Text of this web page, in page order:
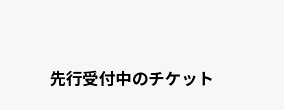
先行受付中のチケット